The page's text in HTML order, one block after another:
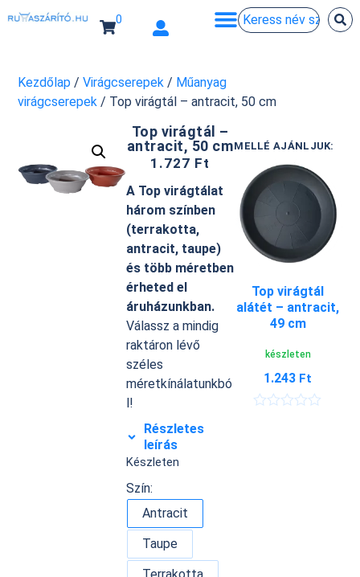
0
Kezdőlap /Virágcserepek / Műanyag
virágcserepek / Top virágtál – antracit, 50 cm
Top virágtál –
antracit, 50 cm
1.727 Ft
A Top virágtálat
három színben
(terrakotta,
antracit, taupe)
és több méretben
érheted el
áruházunkban.
Válassz a mindig
raktáron lévő
széles
méretkínálatunkbó
l!
Részletes
leírás
Készleten
Szín:
Antracit
Taupe
MELLÉ AJÁNLJUK:
Top virágtál
alátét – antracit,
49 cm
készleten
1.243 Ft